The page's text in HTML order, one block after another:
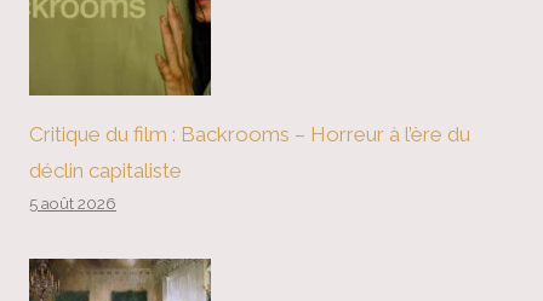
Critique du film : Backrooms – Horreur à l’ère du
déclin capitaliste
5 août 2026